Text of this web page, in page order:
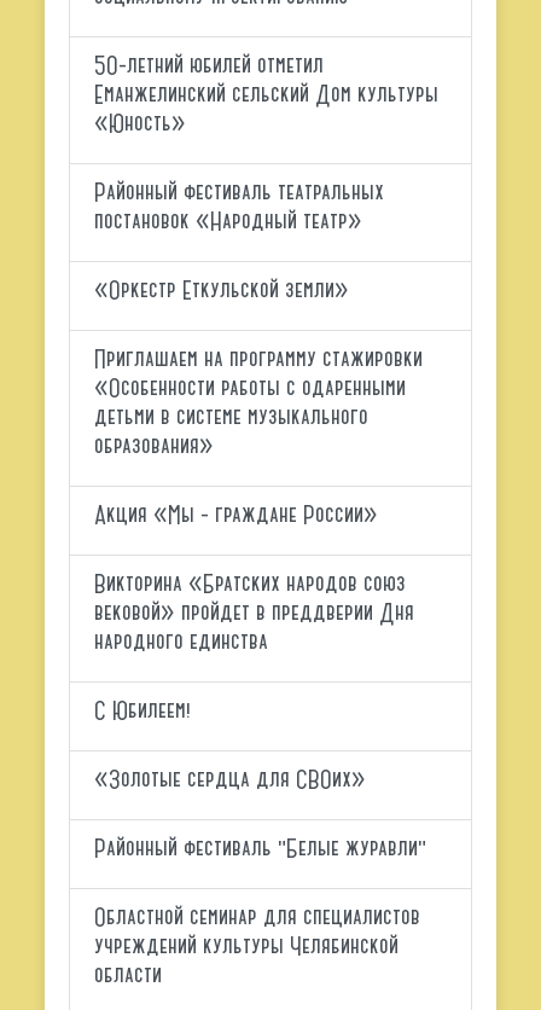
50-летний юбилей отметил
Еманжелинский сельский Дом культуры
«Юность»
Районный фестиваль театральных
постановок «Народный театр»
«Оркестр Еткульской земли»
Приглашаем на программу стажировки
«Особенности работы с одаренными
детьми в системе музыкального
образования»
Акция «Мы - граждане России»
Викторина «Братских народов союз
вековой» пройдет в преддверии Дня
народного единства
С Юбилеем!
«Золотые сердца для СВОих»
Районный фестиваль "Белые журавли"
Областной семинар для специалистов
учреждений культуры Челябинской
области